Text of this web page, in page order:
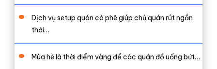
Dịch vụ setup quán cà phê giúp chủ quán rút ngắn
thời…
Mùa hè là thời điểm vàng để các quán đồ uống bứt…